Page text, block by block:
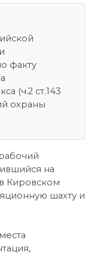
факту
(ч.2 ст.143
охраны
на
Кировском
шахту и